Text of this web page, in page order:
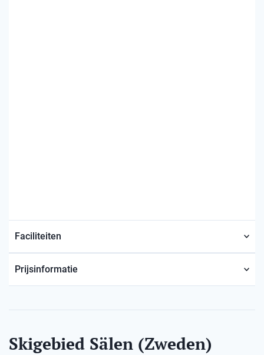
Faciliteiten
Prijsinformatie
Skigebied Sälen (Zweden)